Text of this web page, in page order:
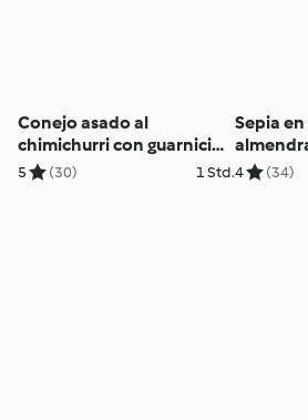
Conejo asado al
chimichurri con guarnición
de zanahorias
5 (30) 1 Std.
Sepia
4 (34)